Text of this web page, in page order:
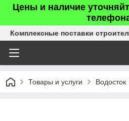
Цены и наличие
Комплексные поставки
Товары и услуги Водосток